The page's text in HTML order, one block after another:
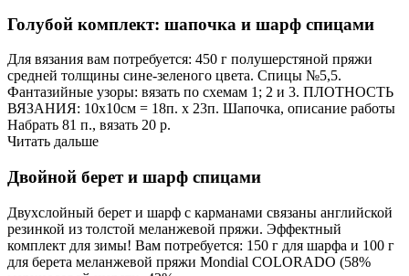
Голубой комплект: шапочка и шарф спицами
Для вязания вам потребуется: 450 г полушерстяной пряжи
средней толщины сине-зеленого цвета. Спицы №5,5.
Фантазийные узоры: вязать по схемам 1; 2 и 3. ПЛОТНОСТЬ
ВЯЗАНИЯ: 10х10см = 18п. х 23п. Шапочка, описание работы
Набрать 81 п., вязать 20 р.
Читать дальше
Двойной берет и шарф спицами
Двухслойный берет и шарф с карманами связаны английской
резинкой из толстой меланжевой пряжи. Эффектный
комплект для зимы! Вам потребуется: 150 г для шарфа и 100 г
для берета меланжевой пряжи Mondial COLORADO (58%